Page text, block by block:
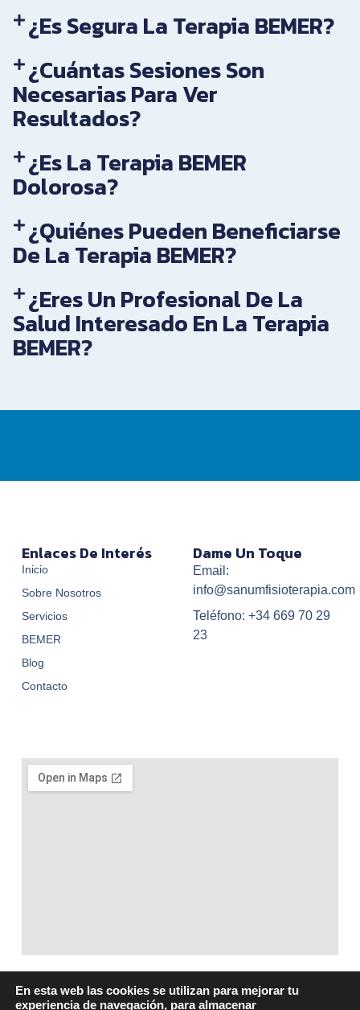
¿Es Segura La Terapia BEMER?
¿Cuántas Sesiones Son
Necesarias Para Ver
Resultados?
¿Es La Terapia BEMER
Dolorosa?
¿Quiénes Pueden Beneficiarse
De La Terapia BEMER?
¿Eres Un Profesional De La
Salud Interesado En La Terapia
BEMER?
Enlaces De Interés
Inicio
Sobre Nosotros
Servicios
BEMER
Blog
Contacto
Dame Un Toque
Email:
info@sanumfisioterapia.com
Teléfono: +34 669 70 29
23
En esta web las cookies se utilizan para mejorar tu
experiencia de navegación, para almacenar